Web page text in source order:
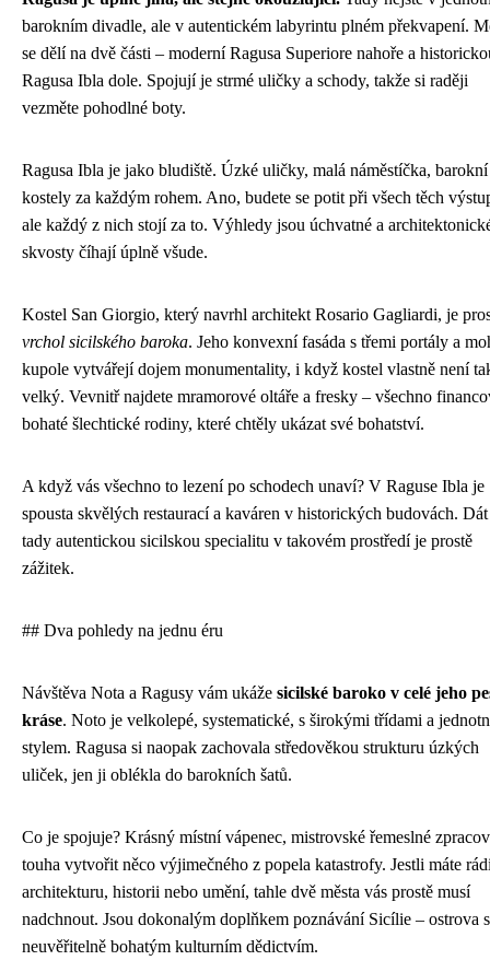
barokním divadle, ale v autentickém labyrintu plném překvapení.
se dělí na dvě části – moderní Ragusa Superiore nahoře a
Ragusa Ibla dole. Spojují je strmé uličky a schody, takže si raději
vezměte pohodlné boty.
Ragusa Ibla je jako bludiště. Úzké uličky, malá náměstíčka, barokní
kostely za každým rohem. Ano, budete se potit při všech těch
ale každý z nich stojí za to. Výhledy jsou úchvatné a
skvosty číhají úplně všude.
Kostel San Giorgio, který navrhl architekt Rosario Gagliardi, je
vrchol sicilského baroka. Jeho konvexní fasáda s třemi portály a
kupole vytvářejí dojem monumentality, i když kostel vlastně není
velký. Vevnitř najdete mramorové oltáře a fresky – všechno
bohaté šlechtické rodiny, které chtěly ukázat své bohatství.
A když vás všechno to lezení po schodech unaví? V Raguse Ibla je
spousta skvělých restaurací a kaváren v historických budovách.
tady autentickou sicilskou specialitu v takovém prostředí je prostě
zážitek.
## Dva pohledy na jednu éru
Návštěva Nota a Ragusy vám ukáže sicilské baroko v celé jeho
kráse. Noto je velkolepé, systematické, s širokými třídami a
stylem. Ragusa si naopak zachovala středověkou strukturu úzkých
uliček, jen ji oblékla do barokních šatů.
Co je spojuje? Krásný místní vápenec, mistrovské řemeslné
touha vytvořit něco výjimečného z popela katastrofy. Jestli máte
architekturu, historii nebo umění, tahle dvě města vás prostě musí
nadchnout. Jsou dokonalým doplňkem poznávání Sicílie – ostrova s
neuvěřitelně bohatým kulturním dědictvím.